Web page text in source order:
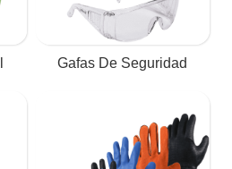
Gafas De Seguridad